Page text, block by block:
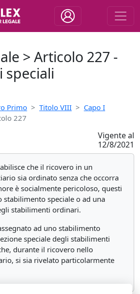
> Articolo 227 -
speciali
Primo Titolo VIII
Capo I
227
Vigente al
12/8/2021
che il ricovero in un
sia ordinato senza che occorra
è socialmente pericoloso, questi
stabilimento speciale o ad una
stabilimenti ordinari.
ad uno stabilimento
speciale degli stabilimenti
durante il ricovero nello
si sia rivelato particolarmente